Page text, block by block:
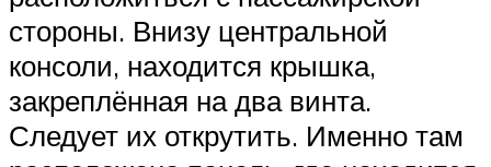
стороны. Внизу центральной
консоли, находится крышка,
закреплённая на два винта.
Следует их открутить. Именно там